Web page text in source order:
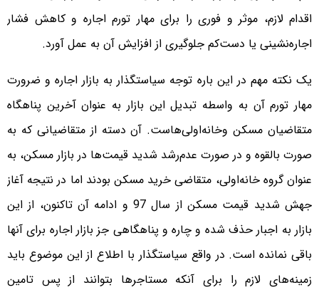
اقدام لازم، موثر و فوری را برای مهار تورم اجاره و کاهش فشار
اجاره‌‌‌‌نشینی یا دست‌‌‌‌کم جلوگیری از افزایش آن به عمل آورد.
یک نکته مهم در این باره توجه سیاستگذار به بازار اجاره و ضرورت
مهار تورم آن به واسطه تبدیل این بازار به عنوان آخرین پناهگاه
متقاضیان مسکن وخانه‌‌‌‌اولی‌‌‌‌هاست. آن دسته از متقاضیانی که به
صورت بالقوه و در صورت عدم‌رشد شدید قیمت‌ها در بازار مسکن، به
عنوان گروه خانه‌‌‌‌اولی، متقاضی خرید مسکن بودند اما در نتیجه آغاز
جهش شدید قیمت مسکن از سال 97 و ادامه آن تاکنون، از این
بازار به اجبار حذف شده و چاره‌‌‌‌ و پناهگاهی جز بازار اجاره برای آنها
باقی نمانده است. در واقع سیاستگذار با اطلاع از این موضوع باید
زمینه‌‌‌‌های لازم را برای آنکه مستاجرها بتوانند از پس تامین